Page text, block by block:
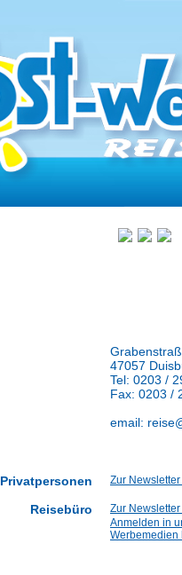
47057
Tel: 0203 /
Fax: 0203 /
email:
Privatpersonen Zur
Reisebüro
Zur
Anmelden in
Werbemedien